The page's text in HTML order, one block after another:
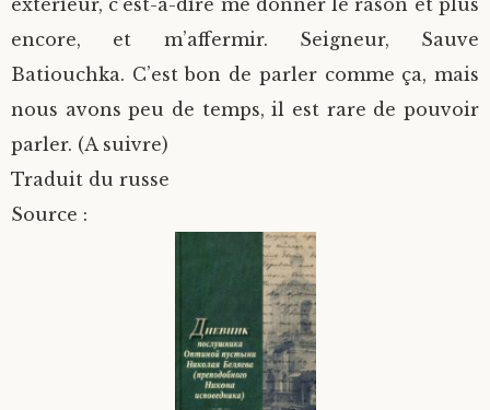
extérieur, c’est-à-dire me donner le rason et plus
encore, et m’affermir. Seigneur, Sauve
Batiouchka. C’est bon de parler comme ça, mais
nous avons peu de temps, il est rare de pouvoir
parler. (A suivre)
Traduit du russe
Source :